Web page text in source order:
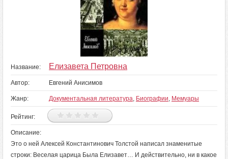
Название: Елизавета Петровна
Автор: Евгений Анисимов
Жанр: Документальная литература, Биографии, Мемуары
Рейтинг:
Описание:
Это о ней Алексей Константинович Толстой написал знаменитые
строки: Веселая царица Была Елизавет… И действительно, ни в какое